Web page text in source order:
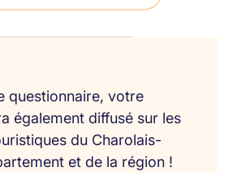
questionnaire, votre
également diffusé sur les
du Charolais-
et de la région !